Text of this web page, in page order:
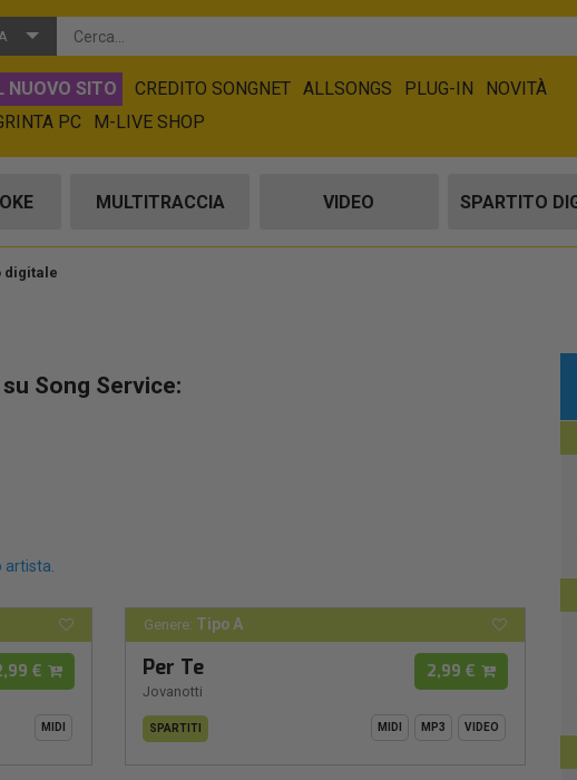
NUOVO SITO CREDITO SONGNET ALLSONGS PLUG-IN
NOVITÀ
PC M-LIVE SHOP
MULTITRACCIA VIDEO SPARTITO
digitale
Song Service:
€
MIDI
Genere: Tipo A
Per Te
Jovanotti
2,99 €
SPARTITI MIDI MP3 VIDEO